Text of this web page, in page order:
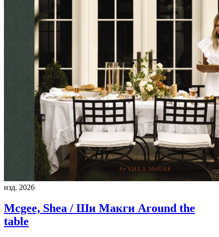
изд. 2026
Mcgee, Shea / Ши Макги Around the
table